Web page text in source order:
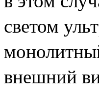
светом
внешний